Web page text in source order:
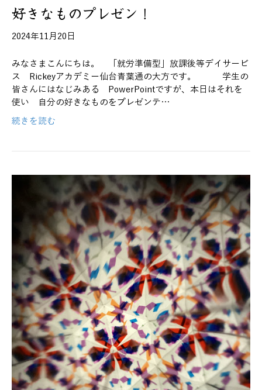
好きなものプレゼン！
2024年11月20日
みなさまこんにちは。 「就労準備型」放課後等デイサービ
ス Rickeyアカデミー仙台青葉通の大方です。 学生の
皆さんにはなじみある PowerPointですが、本日はそれを
使い 自分の好きなものをプレゼンテ…
続きを読む